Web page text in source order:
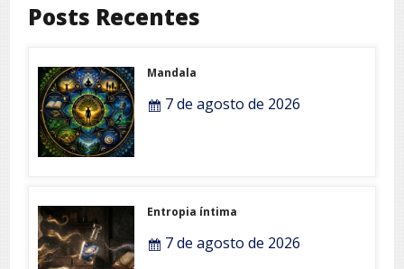
Posts Recentes
Mandala
7 de agosto de 2026
Entropia íntima
7 de agosto de 2026